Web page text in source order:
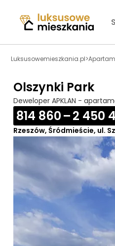
Luksusowemieszkania.pl>
Olszynki Park
Deweloper APKLAN -
814 860 – 2 450
Rzeszów, Śródmieście, ul.